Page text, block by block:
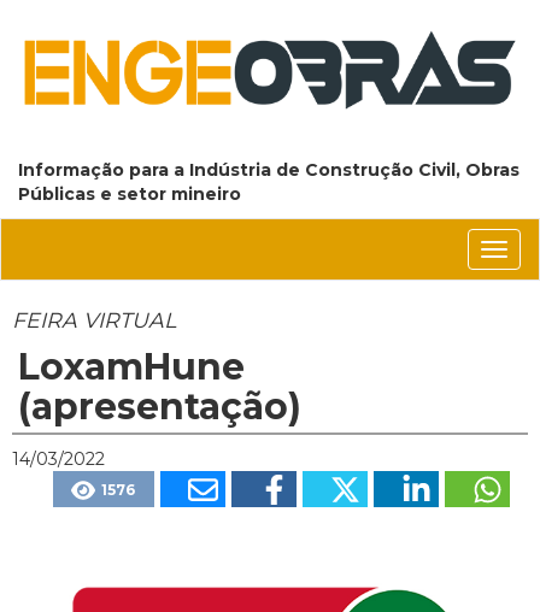
Informação para a Indústria de Construção Civil, Obras
Públicas e setor mineiro
FEIRA VIRTUAL
LoxamHune
(apresentação)
14/03/2022
1576